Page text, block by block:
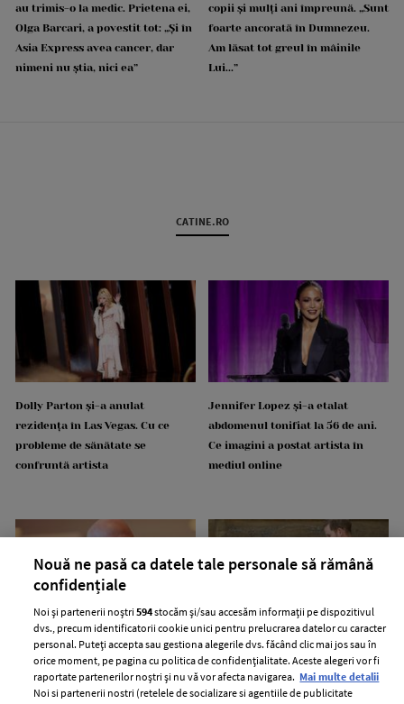
au trimis-o la medic. Prietena ei,
Olga Barcari, a povestit tot: „Și în
Asia Express avea cancer, dar
nimeni nu știa, nici ea”
copii și mulți ani împreună. „Sunt
foarte ancorată în Dumnezeu.
Am lăsat tot greul în mâinile
Lui...”
CATINE.RO
Dolly Parton și-a anulat
rezidența în Las Vegas. Cu ce
probleme de sănătate se
confruntă artista
Jennifer Lopez și-a etalat
abdomenul tonifiat la 56 de ani.
Ce imagini a postat artista în
mediul online
Jeff Bezos își vinde iahtul în
valoare de 500 de milioane de
dolari. Ce sumă a cerut
Regina Elisabeta ar fi refuzat să
preia apelurile Prințului Harry
fără un martor lângă ea. De ce a
Nouă ne pasă ca datele tale personale să rămână
confidențiale
Noi și partenerii noștri594stocăm și/sau accesăm informații pe dispozitivul
dvs., precum identificatorii cookie unici pentru prelucrarea datelor cu caracter
personal. Puteți accepta sau gestiona alegerile dvs. făcând clic mai jos sau în
orice moment, pe pagina cu politica de confidențialitate. Aceste alegeri vor fi
raportate partenerilor noștri și nu vă vor afecta navigarea. Mai multe detalii
Noi si partenerii nostri (retelele de socializare si agentiile de publicitate